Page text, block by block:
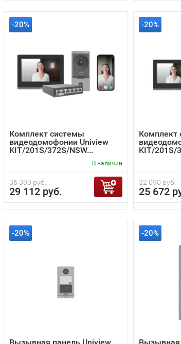
-20%
Комплект системы
видеодомофонии Uniview
KIT/201S/372S/NSW...
В наличии
36 390 руб.
29 112 руб.
-20%
Комплект
KIT/201S/
32 090 руб.
25 672
-20% -20%